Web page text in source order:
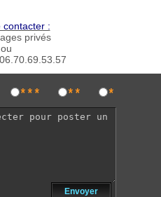
contacter :
privés
ou
*** ** *
Envoyer